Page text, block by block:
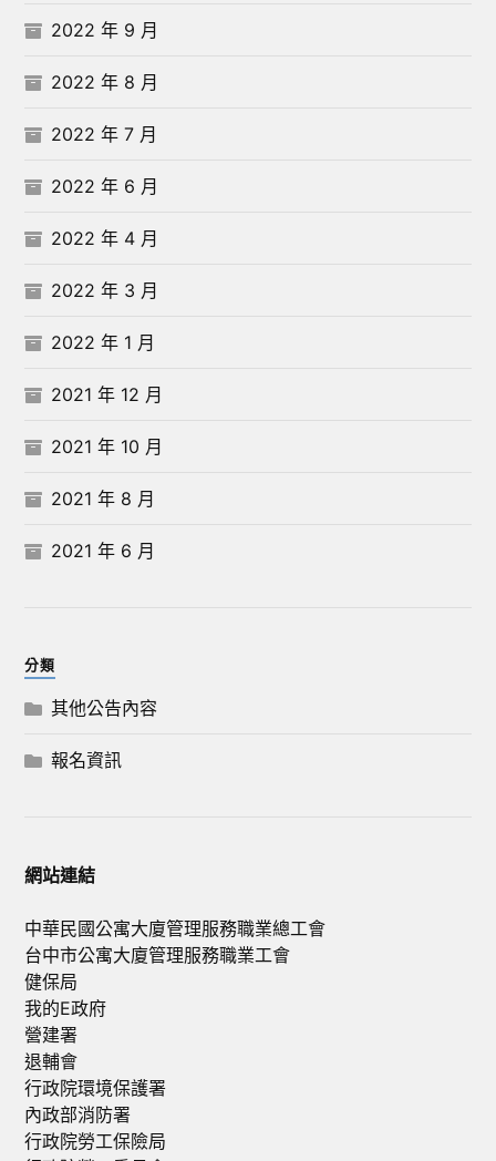
2022 年 9 月
2022 年 8 月
2022 年 7 月
2022 年 6 月
2022 年 4 月
2022 年 3 月
2022 年 1 月
2021 年 12 月
2021 年 10 月
2021 年 8 月
2021 年 6 月
分類
其他公告內容
報名資訊
網站連結
中華民國公寓大廈管理服務職業總工會
台中市公寓大廈管理服務職業工會
健保局
我的E政府
營建署
退輔會
行政院環境保護署
內政部消防署
行政院勞工保險局